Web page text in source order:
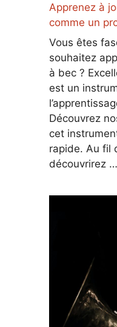
Apprenez à
comme un
Vous êtes
souhaitez
à bec ?
est un
Découvrez
cet
rapide. Au fil
découvrirez …